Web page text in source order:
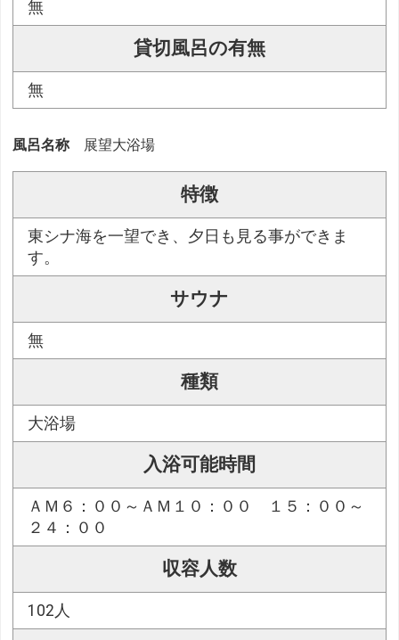
無
貸切風呂の有無
無
風呂名称 展望大浴場
特徴
東シナ海を一望でき、夕日も見る事ができま
す。
サウナ
無
種類
大浴場
入浴可能時間
ＡＭ６：００～ＡＭ１０：００ １５：００～
２４：００
収容人数
102人